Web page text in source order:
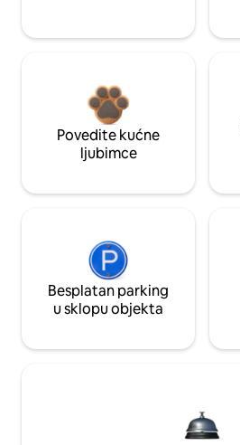
Povedite kućne
ljubimce
Besplatan parking
u sklopu objekta